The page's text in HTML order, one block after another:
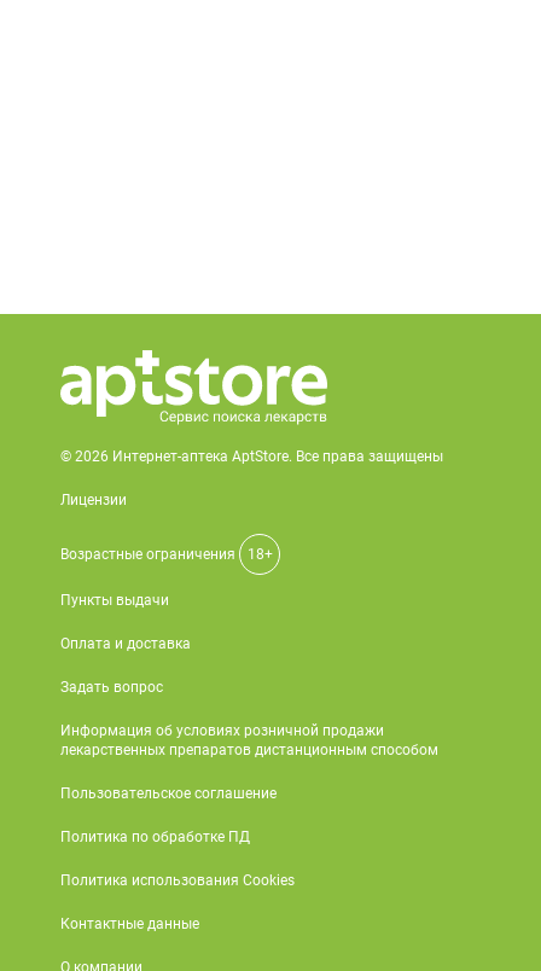
© 2026 Интернет-аптека AptStore. Все права защищены
Лицензии
Возрастные ограничения 18+
Пункты выдачи
Оплата и доставка
Задать вопрос
Информация об условиях розничной продажи
лекарственных препаратов дистанционным способом
Пользовательское соглашение
Политика по обработке ПД
Политика использования Cookies
Контактные данные
О компании